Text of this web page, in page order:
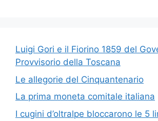
Luigi Gori e il Fiorino 1859 del
Provvisorio della Toscana
Le allegorie del Cinquantenario
La prima moneta comitale italiana
I cugini d’oltralpe bloccarono le 5